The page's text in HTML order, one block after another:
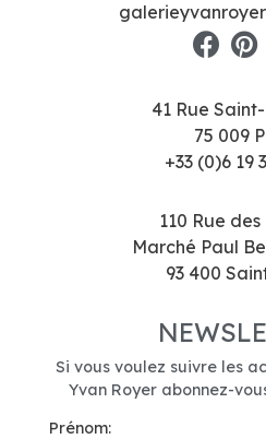
41 Rue
75 009
+33 (0)6 19
110 Rue des
Marché Paul
93 400
Si vous voulez suivre les
Yvan Royer abonnez-
Prénom: